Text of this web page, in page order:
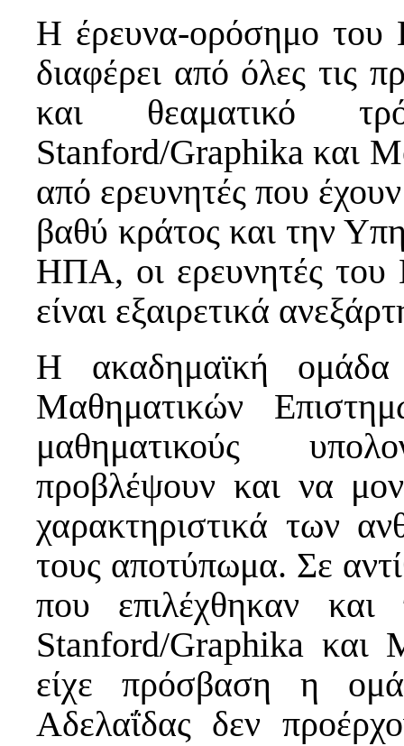
Η έρευνα-ορόσημο του
διαφέρει από όλες τις
και θεαματικό
Stanford/Graphika και
από ερευνητές που
βαθύ κράτος και την
ΗΠΑ, οι ερευνητές του
είναι εξαιρετικά
Η ακαδημαϊκή
Μαθηματικών
μαθηματικούς
προβλέψουν και να
χαρακτηριστικά των
τους αποτύπωμα. Σε
που επιλέχθηκαν και
Stanford/Graphika και
είχε πρόσβαση η
Αδελαΐδας δεν